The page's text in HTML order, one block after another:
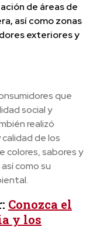
de áreas de
así como zonas
exteriores y
que
social y
realizó
de los
colores, sabores y
como su
Conozca el
y los